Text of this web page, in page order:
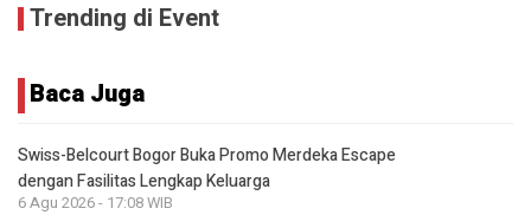
Trending di Event
Baca Juga
Swiss-Belcourt Bogor Buka Promo Merdeka Escape
dengan Fasilitas Lengkap Keluarga
6 Agu 2026 - 17:08 WIB